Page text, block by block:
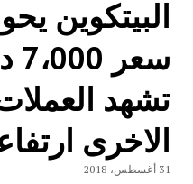
البيتكوين
تشهد
الاخری
31 أغسطس، 2018